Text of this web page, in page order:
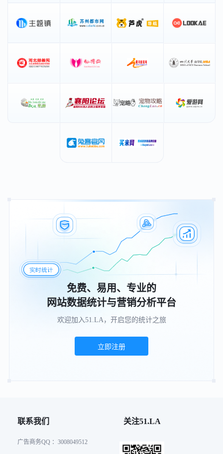
免费、易用、专业的
网站数据统计与营销分析平台
欢迎加入51.LA，开启您的统计之旅
立即注册
联系我们
广告商务QQ ：3008049512
关注51.LA